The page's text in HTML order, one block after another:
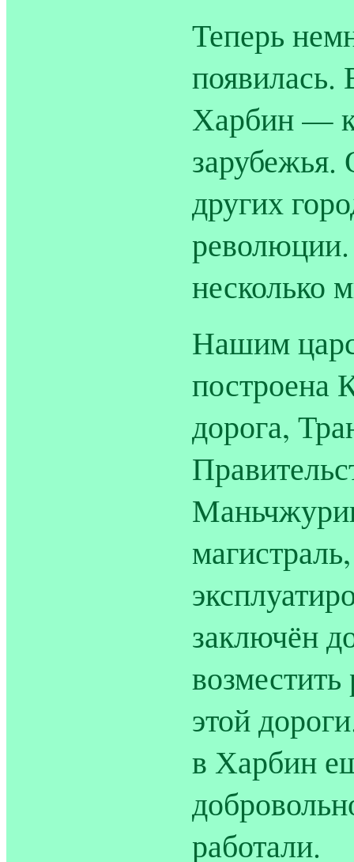
Теперь
появилась.
Харбин —
зарубежья.
других
несколько
Нашим
построена
дорога,
заключён
этой
в Харбин
работали.